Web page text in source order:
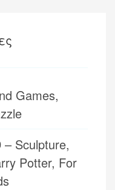
Games,
– Sculpture,
Potter, For